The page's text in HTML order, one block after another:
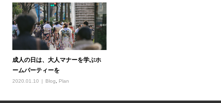
成人の日は、大人マナーを学ぶホ
ームパーティーを
2020.01.10 Blog Plan